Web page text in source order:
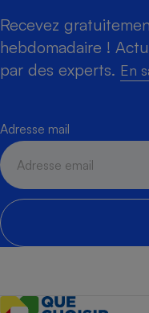
Recevez
hebdomadaire !
par des experts. En
Adresse mail